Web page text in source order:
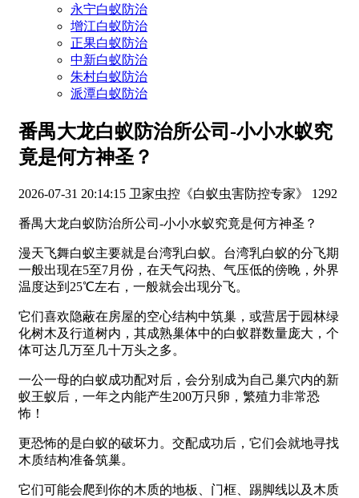
永宁白蚁防治
增江白蚁防治
正果白蚁防治
中新白蚁防治
朱村白蚁防治
派潭白蚁防治
番禺大龙白蚁防治所公司-小小水蚁究
竟是何方神圣？
2026-07-31 20:14:15 卫家虫控《白蚁虫害防控专家》 1292
番禺大龙白蚁防治所公司-小小水蚁究竟是何方神圣？
漫天飞舞白蚁主要就是台湾乳白蚁。台湾乳白蚁的分飞期
一般出现在5至7月份，在天气闷热、气压低的傍晚，外界
温度达到25℃左右，一般就会出现分飞。
它们喜欢隐蔽在房屋的空心结构中筑巢，或营居于园林绿
化树木及行道树内，其成熟巢体中的白蚁群数量庞大，个
体可达几万至几十万头之多。
一公一母的白蚁成功配对后，会分别成为自己巢穴内的新
蚁王蚁后，一年之内能产生200万只卵，繁殖力非常恐
怖！
更恐怖的是白蚁的破坏力。交配成功后，它们会就地寻找
木质结构准备筑巢。
它们可能会爬到你的木质的地板、门框、踢脚线以及木质